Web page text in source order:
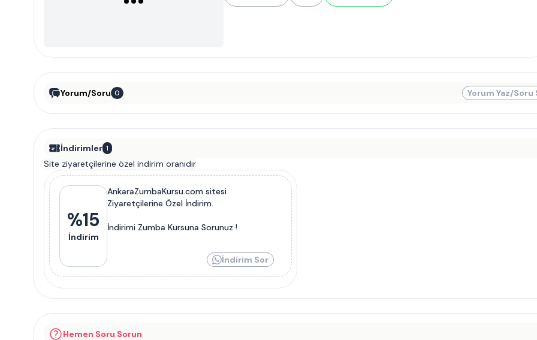
Yorum/Soru 0 Yorum Yaz/Soru
İndirimler 1
Site ziyaretçilerine özel indirim oranıdır
%15
İndirim
AnkaraZumbaKursu.com sitesi
Ziyaretçilerine Özel İndirim.
İndirimi Zumba Kursuna Sorunuz !
İndirim Sor
Hemen Soru Sorun